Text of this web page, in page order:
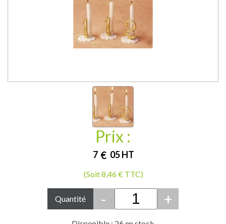
Prix :
7 € 05HT
(Soit 8,46 € TTC)
Quantité - +